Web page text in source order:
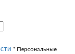
* Персональные